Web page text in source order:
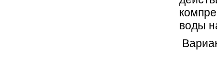
воды